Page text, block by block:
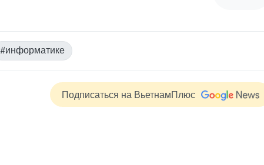
#информатике
Подписаться на ВьетнамПлюс